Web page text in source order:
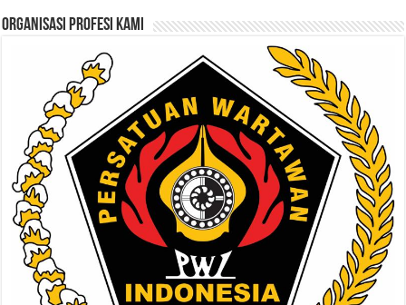
ORGANISASI PROFESI KAMI